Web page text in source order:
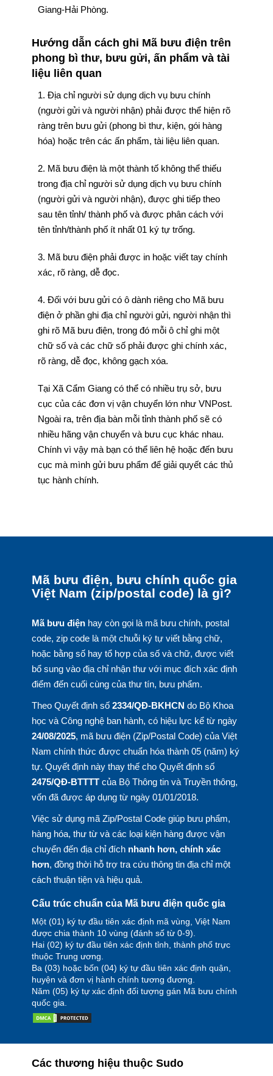
Giang-Hải Phòng.
Hướng dẫn cách ghi Mã bưu điện trên
phong bì thư, bưu gửi, ấn phẩm và tài
liệu liên quan
1. Địa chỉ người sử dụng dịch vụ bưu chính
(người gửi và người nhận) phải được thể hiện rõ
ràng trên bưu gửi (phong bì thư, kiện, gói hàng
hóa) hoặc trên các ấn phẩm, tài liệu liên quan.
2. Mã bưu điện là một thành tố không thể thiếu
trong địa chỉ người sử dụng dịch vụ bưu chính
(người gửi và người nhận), được ghi tiếp theo
sau tên tỉnh/ thành phố và được phân cách với
tên tỉnh/thành phố ít nhất 01 ký tự trống.
3. Mã bưu điện phải được in hoặc viết tay chính
xác, rõ ràng, dễ đọc.
4. Đối với bưu gửi có ô dành riêng cho Mã bưu
điện ở phần ghi địa chỉ người gửi, người nhận thì
ghi rõ Mã bưu điện, trong đó mỗi ô chỉ ghi một
chữ số và các chữ số phải được ghi chính xác,
rõ ràng, dễ đọc, không gạch xóa.
Tại Xã Cẩm Giang có thể có nhiều trụ sở, bưu
cục của các đơn vị vận chuyển lớn như VNPost.
Ngoài ra, trên địa bàn mỗi tỉnh thành phố sẽ có
nhiều hãng vận chuyển và bưu cục khác nhau.
Chính vì vậy mà bạn có thể liên hệ hoặc đến bưu
cục mà mình gửi bưu phẩm để giải quyết các thủ
tục hành chính.
Mã bưu điện, bưu chính quốc gia
Việt Nam (zip/postal code) là gì?
Mã bưu điệnhay còn gọi là mã bưu chính, postal
code, zip code là một chuỗi ký tự viết bằng chữ,
hoặc bằng số hay tổ hợp của số và chữ, được viết
bổ sung vào địa chỉ nhận thư với mục đích xác định
điểm đến cuối cùng của thư tín, bưu phẩm.
Theo Quyết định số 2334/QĐ-BKHCN do Bộ Khoa
học và Công nghệ ban hành, có hiệu lực kể từ ngày
24/08/2025, mã bưu điện (Zip/Postal Code) của Việt
Nam chính thức được chuẩn hóa thành 05 (năm) ký
tự. Quyết định này thay thế cho Quyết định số
2475/QĐ-BTTTTcủa Bộ Thông tin và Truyền thông,
vốn đã được áp dụng từ ngày 01/01/2018.
Việc sử dụng mã Zip/Postal Code giúp bưu phẩm,
hàng hóa, thư từ và các loại kiện hàng được vận
chuyển đến địa chỉ đích nhanh hơn, chính xác
hơn, đồng thời hỗ trợ tra cứu thông tin địa chỉ một
cách thuận tiện và hiệu quả.
Cấu trúc chuẩn của Mã bưu điện quốc gia
Một (01) ký tự đầu tiên xác định mã vùng, Việt Nam
được chia thành 10 vùng (đánh số từ 0-9).
Hai (02) ký tự đầu tiên xác định tỉnh, thành phố trực
thuộc Trung ương.
Ba (03) hoặc bốn (04) ký tự đầu tiên xác định quận,
huyện và đơn vị hành chính tương đương.
Năm (05) ký tự xác định đối tượng gán Mã bưu chính
quốc gia.
Các thương hiệu thuộc Sudo